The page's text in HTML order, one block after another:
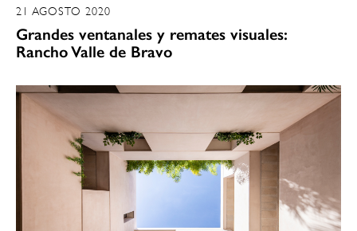
21 AGOSTO 2020
Grandes ventanales y remates visuales:
Rancho Valle de Bravo